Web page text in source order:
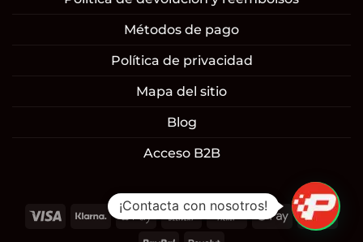
Métodos de pago
Política de privacidad
Mapa del sitio
Blog
Acceso B2B
Visa Klarna
Apple
Cash
Cash
Google
Pay
¡Contacta con nosotros!